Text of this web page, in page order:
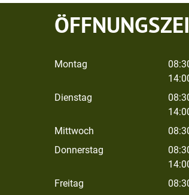
Montag
Dienstag
Mittwoch
Donnerstag
Freitag